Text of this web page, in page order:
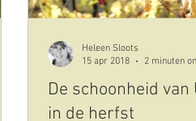
De schoonheid van
in de herfst
Heleen Sloots
15 apr 2018
2 minuten